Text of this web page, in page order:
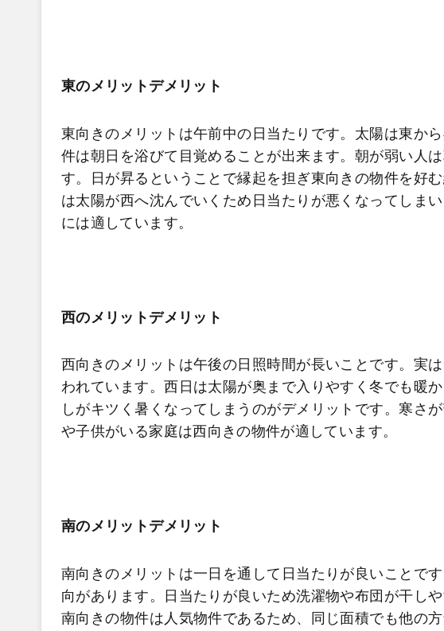
東のメリットデメリット
東向きのメリットは午前中の日当たりです。太陽は東か
件は朝日を浴びて目覚めることが出来ます。朝が弱い人
す。日が昇るということで縁起を担ぎ東向きの物件を好
は太陽が西へ沈んでいくため日当たりが悪くなってしま
には適しています。
西のメリットデメリット
西向きのメリットは午後の日照時間が長いことです。実
われています。西日は太陽が奥まで入りやすく冬でも暖
しがキツく暑くなってしまうのがデメリットです。寒さ
や子供がいる家庭は西向きの物件が適しています。
南のメリットデメリット
南向きのメリットは一日を通して日当たりが良いことで
向があります。日当たりが良いため洗濯物や布団が干し
南向きの物件は人気物件であるため、同じ面積でも他の